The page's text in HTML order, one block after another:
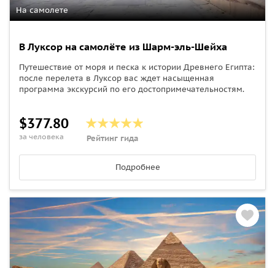
На самолете
В Луксор на самолёте из Шарм-эль-Шейха
Путешествие от моря и песка к истории Древнего Египта:
после перелета в Луксор вас ждет насыщенная
программа экскурсий по его достопримечательностям.
$377.80
за человека Рейтинг гида
Подробнее